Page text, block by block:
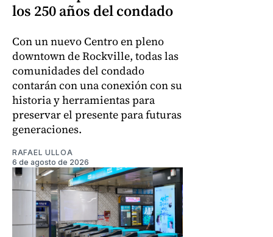
los 250 años del condado
Con un nuevo Centro en pleno
downtown de Rockville, todas las
comunidades del condado
contarán con una conexión con su
historia y herramientas para
preservar el presente para futuras
generaciones.
RAFAEL ULLOA
6 de agosto de 2026